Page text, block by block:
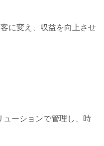
に変え、収益を向上させ
ューションで管理し、時